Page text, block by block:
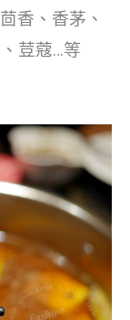
茴香、 香茅、
、 荳蔻…等